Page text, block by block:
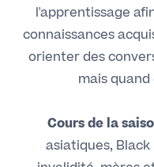
l'apprentissage
connaissances
orienter des
mais
Cours de la
asiatiques,